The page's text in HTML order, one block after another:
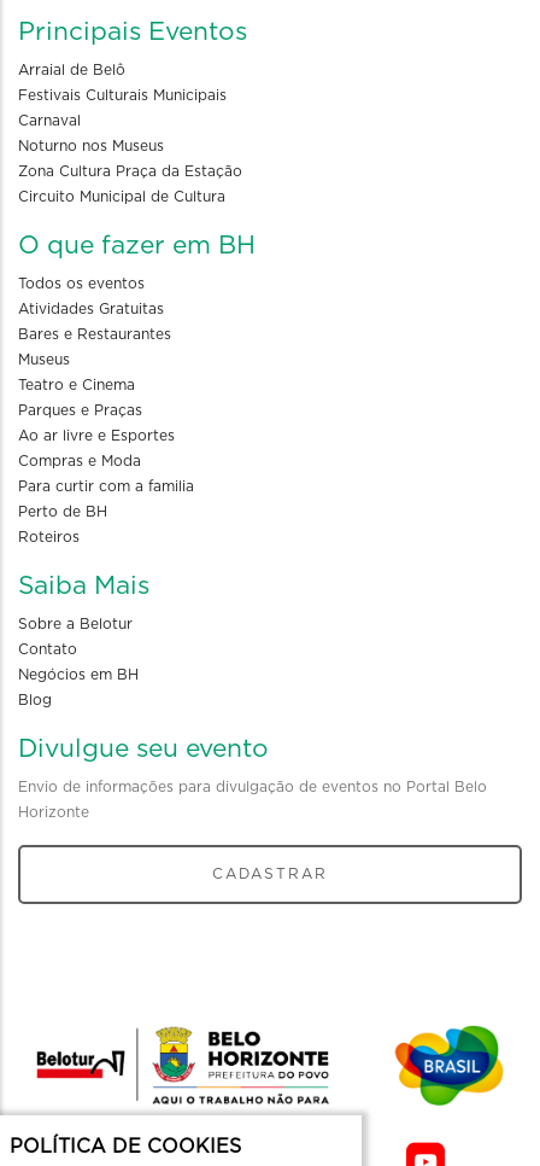
Principais Eventos
Arraial de Belô
Festivais Culturais Municipais
Carnaval
Noturno nos Museus
Zona Cultura Praça da Estação
Circuito Municipal de Cultura
O que fazer em BH
Todos os eventos
Atividades Gratuitas
Bares e Restaurantes
Museus
Teatro e Cinema
Parques e Praças
Ao ar livre e Esportes
Compras e Moda
Para curtir com a familia
Perto de BH
Roteiros
Saiba Mais
Sobre a Belotur
Contato
Negócios em BH
Blog
Divulgue seu evento
Envio de informações para divulgação de eventos no Portal Belo
Horizonte
CADASTRAR
POLÍTICA DE COOKIES